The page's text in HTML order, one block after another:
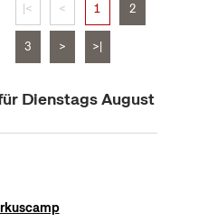
|< < 1 2
3 > >|
Dienstags August